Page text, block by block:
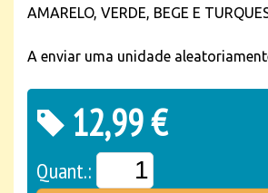
AMARELO, VERDE, BEGE E
A enviar uma unidade
12,99 €
Quant.: